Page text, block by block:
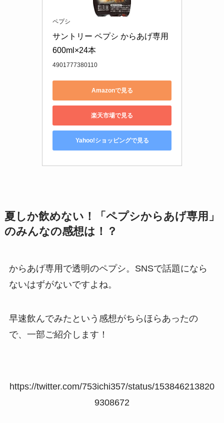
ペプシ
サントリー ペプシ からあげ専用
600ml×24本
4901777380110
Amazonで見る
楽天市場で見る
Yahoo!ショッピングで見る
夏しか飲めない！「ペプシからあげ専用」
のみんなの感想は！？
からあげ専用で透明のペプシ。SNSで話題になら
ないはずがないですよね。
早速飲んでみたという感想がちらほらあったの
で、一部ご紹介します！
https://twitter.com/753ichi357/status/153846213820
9308672